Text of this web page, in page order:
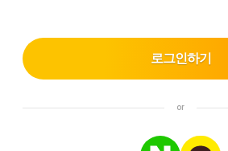
로그인하기